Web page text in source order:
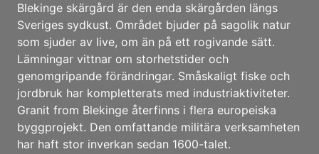
Blekinge skärgård är den enda skärgården längs
Sveriges sydkust. Området bjuder på sagolik natur
som sjuder av live, om än på ett rogivande sätt.
Lämningar vittnar om storhetstider och
genomgripande förändringar. Småskaligt fiske och
jordbruk har kompletterats med industriaktiviteter.
Granit from Blekinge återfinns i flera europeiska
byggprojekt. Den omfattande militära verksamheten
har haft stor inverkan sedan 1600-talet.